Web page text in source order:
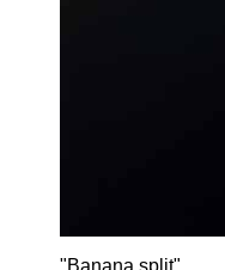
"Banana split"